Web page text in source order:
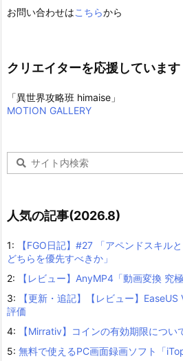
お問い合わせはこちらから
クリエイターを応援しています
「異世界攻略班 himaise」
MOTION GALLERY
人気の記事(2026.8)
1:
【FGO日記】#27 「アペンドスキル
どちらを優先すべきか」
2:
【レビュー】AnyMP4「動画変換 究
3:
【更新・追記】【レビュー】
評価
4:
【Mirrativ】コインの有効期限につい
5: 無料で使えるPC画面録画ソフト「